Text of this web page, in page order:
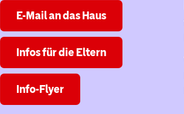
E-Mail an das Haus
Infos für die Eltern
Info-Flyer